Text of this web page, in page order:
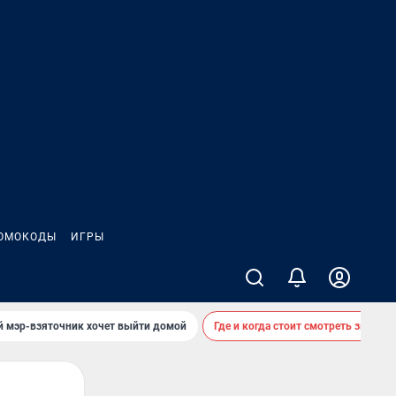
ИГРЫ
мэр-взяточник хочет выйти домой Где и когда стоит смотреть